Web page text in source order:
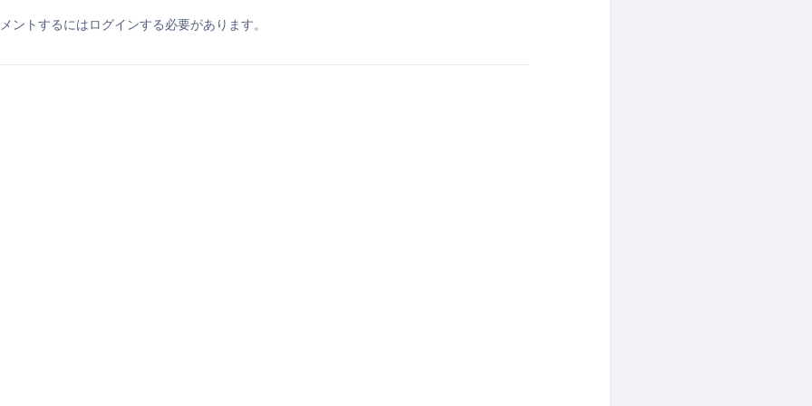
ントするにはログインする必要があります。